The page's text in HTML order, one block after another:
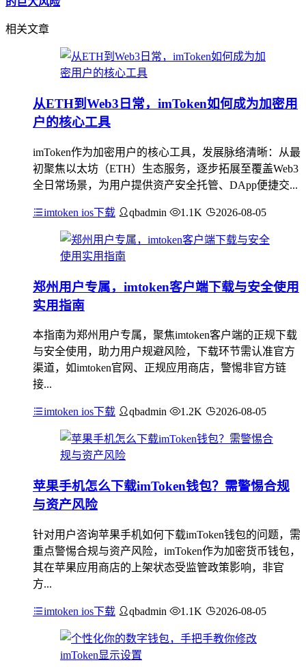
相关文章
从ETH到Web3日常，imToken如何成为加密用
户的核心工具
imToken作为加密用户的核心工具，发展脉络清晰：从最
初聚焦以太坊（ETH）生态服务，逐步拓展至覆盖Web3
全日常场景，为用户提供资产安全托管、DApp便捷交...
imtoken ios下载 qbadmin 1.1K 2026-08-05
郑州用户专属，imtoken客户端下载与安全使用
实用指南
本指南为郑州用户专属，聚焦imtoken客户端的正规下载
与安全使用，助力用户规避风险，下载环节需认准官方
渠道，如imtoken官网、正规应用商店，警惕非官方链
接...
imtoken ios下载 qbadmin 1.2K 2026-08-05
苹果手机怎么下载imToken钱包？需警惕合规
与资产风险
针对用户咨询苹果手机如何下载imToken钱包的问题，需
重点警惕合规与资产风险，imToken作为加密货币钱包，
其在苹果应用商店的上架状态受监管政策影响，非官
方...
imtoken ios下载 qbadmin 1.1K 2026-08-05